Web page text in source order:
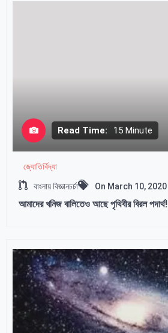
Read Time: 15 Minute
জ্যোতির্বিদ্যা
বাংলায় বিজ্ঞানচর্চা On March 10, 2020
আমাদের খনিজ বালিতেও আছে পৃথিবীর বিরল পদার্থ!